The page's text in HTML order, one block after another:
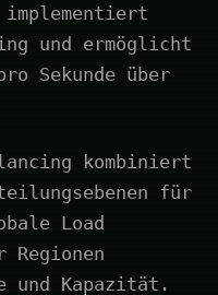
und ermöglicht
Sekunde über
kombiniert
für
Load
und Kapazität.